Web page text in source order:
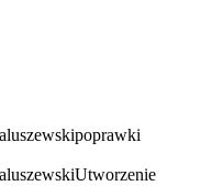
poprawki
Utworzenie